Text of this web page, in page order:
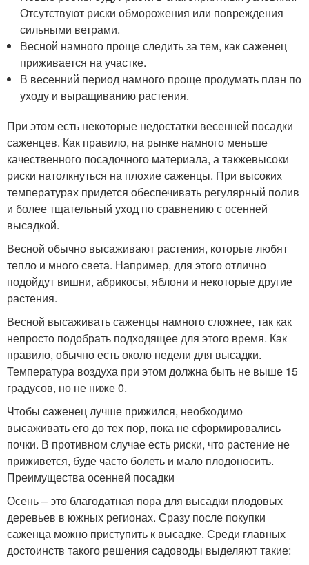
Отсутствуют риски обморожения или повреждения
сильными ветрами.
Весной намного проще следить за тем, как саженец
приживается на участке.
В весенний период намного проще продумать план по
уходу и выращиванию растения.
При этом есть некоторые недостатки весенней посадки
саженцев. Как правило, на рынке намного меньше
качественного посадочного материала, а такжевысоки
риски натолкнуться на плохие саженцы. При высоких
температурах придется обеспечивать регулярный полив
и более тщательный уход по сравнению с осенней
высадкой.
Весной обычно высаживают растения, которые любят
тепло и много света. Например, для этого отлично
подойдут вишни, абрикосы, яблони и некоторые другие
растения.
Весной высаживать саженцы намного сложнее, так как
непросто подобрать подходящее для этого время. Как
правило, обычно есть около недели для высадки.
Температура воздуха при этом должна быть не выше 15
градусов, но не ниже 0.
Чтобы саженец лучше прижился, необходимо
высаживать его до тех пор, пока не сформировались
почки. В противном случае есть риски, что растение не
приживется, буде часто болеть и мало плодоносить.
Преимущества осенней посадки
Осень – это благодатная пора для высадки плодовых
деревьев в южных регионах. Сразу после покупки
саженца можно приступить к высадке. Среди главных
достоинств такого решения садоводы выделяют такие: